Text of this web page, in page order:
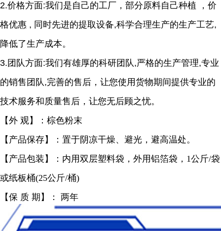
2.价格方面:我们是自己的工厂，部分原料自己种植 ，价
格优惠 , 同时先进的提取设备,科学合理生产的生产工艺,
降低了生产成本。
3.团队方面:我们有雄厚的科研团队,严格的生产管理,专业
的销售团队,完善的售后，让您使用货物期间提供专业的
技术服务和质量售后，让您无后顾之忧。
【外 观】：棕色粉末
【产品保存】：置于阴凉干燥、避光，避高温处。
【产品包装】：内用双层塑料袋，外用铝箔袋，1公斤/袋
或纸板桶(25公斤/桶)
【保 质 期】： 两年